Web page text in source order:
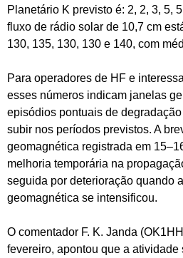
Planetário K previsto é: 2, 2, 3, 5,
fluxo de rádio solar de 10,7 cm
130, 135, 130, 130 e 140, com
Para operadores de HF e
esses números indicam janelas
episódios pontuais de
subir nos períodos previstos. A
geomagnética registrada em
melhoria temporária na
seguida por deterioração quando
geomagnética se intensificou.
O comentador F. K. Janda
fevereiro, apontou que a atividade